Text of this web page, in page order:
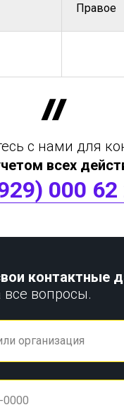
Правое
с нами для
всех
000 62
контактные
вопросы.